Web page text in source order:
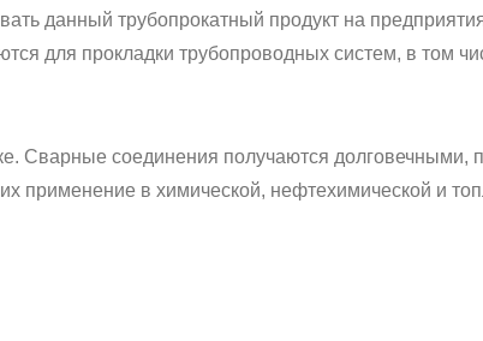
данный трубопрокатный продукт на
для прокладки трубопроводных систем, в том
Сварные соединения получаются долговечными,
применение в химической, нефтехимической и